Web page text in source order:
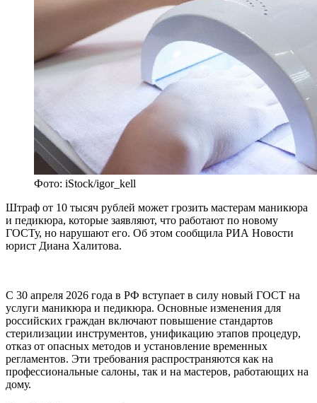
Фото: iStock/igor_kell
Штраф от 10 тысяч рублей может грозить мастерам маникюра
и педикюра, которые заявляют, что работают по новому
ГОСТу, но нарушают его. Об этом сообщила РИА Новости
юрист Диана Халитова.
С 30 апреля 2026 года в РФ вступает в силу новый ГОСТ на
услуги маникюра и педикюра. Основные изменения для
российских граждан включают повышение стандартов
стерилизации инструментов, унификацию этапов процедур,
отказ от опасных методов и установление временных
регламентов. Эти требования распространяются как на
профессиональные салоны, так и на мастеров, работающих на
дому.